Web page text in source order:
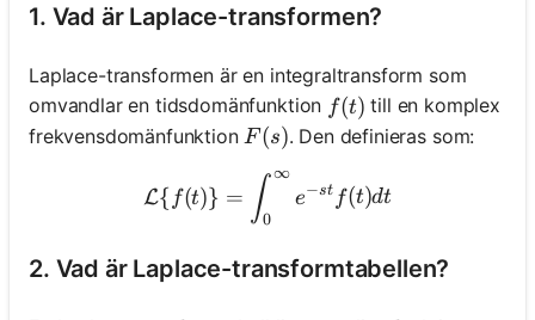
1. Vad är Laplace-transformen?
Laplace-transformen är en integraltransform som
omvandlar en tidsdomänfunktion f(t)
f(t) till en komplex
frekvensdomänfunktion F(s)
F (s). Den definieras som:
\mathcal{L}\{f(t)\} =
L{ f(t)} = ∫0
∞
e−st f(t)dt
2. Vad är Laplace-transformtabellen?